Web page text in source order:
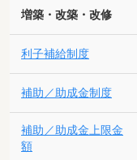
増築・改築・改修
利子補給制度
補助／助成金制度
補助／助成金上限金
額